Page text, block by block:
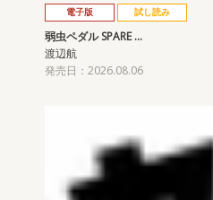
電子版 試し読み
弱虫ペダル SPARE …
渡辺航
発売日：2026.08.06